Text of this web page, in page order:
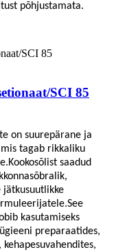
põhjustamata.
SCI 85
on suurepärane ja
tagab rikkaliku
saadud
jätkusuutlikke
kasutamiseks
preparaatides,